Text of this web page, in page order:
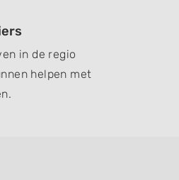
in de regio
helpen met